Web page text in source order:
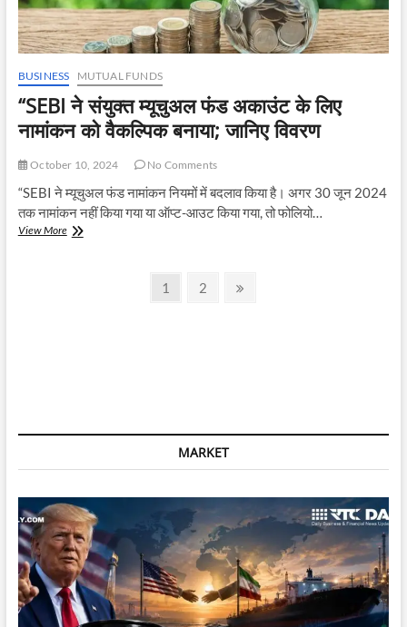
BUSINESS MUTUAL FUNDS
“SEBI ने संयुक्त म्यूचुअल फंड अकाउंट के लिए
नामांकन को वैकल्पिक बनाया; जानिए विवरण
October 10, 2024 No Comments
“SEBI ने म्यूचुअल फंड नामांकन नियमों में बदलाव किया है। अगर 30 जून 2024
तक नामांकन नहीं किया गया या ऑप्ट-आउट किया गया, तो फोलियो…
View More“SEBI
Page
1 Page
2
MARKET